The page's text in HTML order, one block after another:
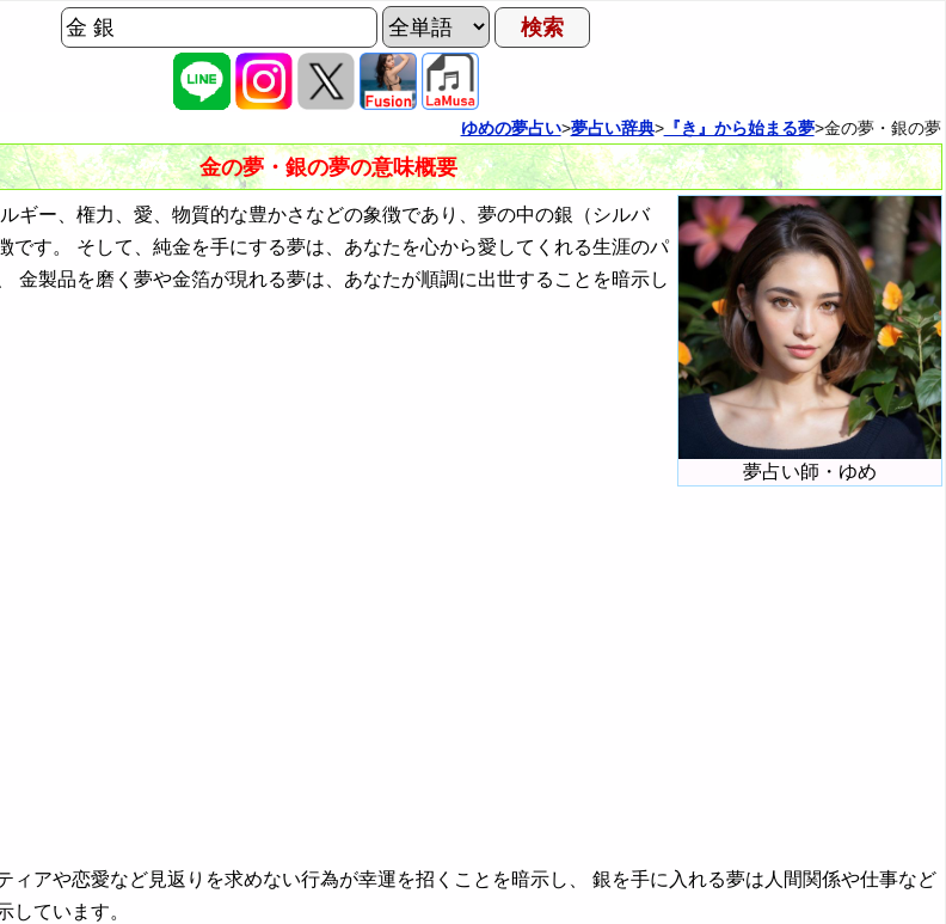
ゆめの夢占い>夢占い辞典>『き』から始まる夢>金の夢・銀の夢
金の夢・銀の夢の意味概要
夢占い師・ゆめ
ー、権力、愛、物質的な豊かさなどの象徴であり、夢の中の銀（シルバ
です。 そして、純金を手にする夢は、あなたを心から愛してくれる生涯のパ
金製品を磨く夢や金箔が現れる夢は、あなたが順調に出世することを暗示し
ィアや恋愛など見返りを求めない行為が幸運を招くことを暗示し、 銀を手に入れる夢は人間関係や仕事など
しています。